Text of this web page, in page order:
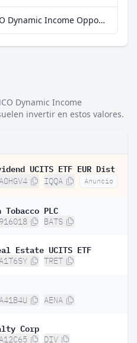
Más datos sobre PIMCO Dynamic Income Opportunities Fund en extraETF
Dynamic Income
invertir en estos valores.
UCITS ETF EUR Dist
IQQA Anuncio
PLC
916018 BATS
Estate UCITS ETF
TRET
AENA
Corp
DIV